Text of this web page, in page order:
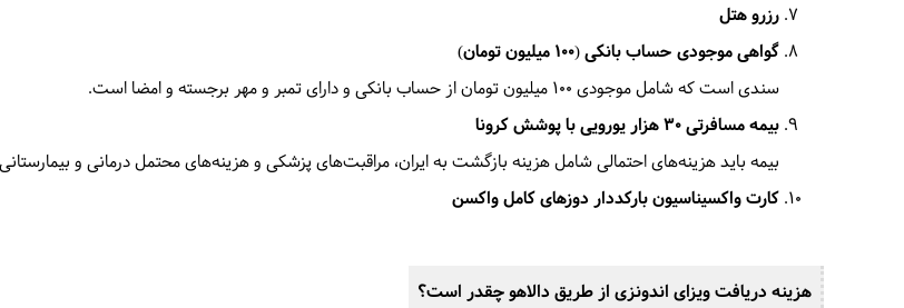
رزرو هتل
گواهی موجودی حساب بانکی (100 میلیون تومان)
سندی است که شامل موجودی 100 میلیون تومان از حساب بانکی و دارای تمبر و مهر برجسته و امضا است.
بیمه مسافرتی 30 هزار یورویی با پوشش کرونا
بیمه باید هزینه‌های احتمالی شامل هزینه بازگشت به ایران، مراقبت‌های پزشکی و هزینه‌های محتمل درمانی و بیمارستانی را تا سقف 30,000
کارت واکسیناسیون بارکددار دوزهای کامل واکسن
هزینه دریافت ویزای اندونزی از طریق دالاهو چقدر است؟